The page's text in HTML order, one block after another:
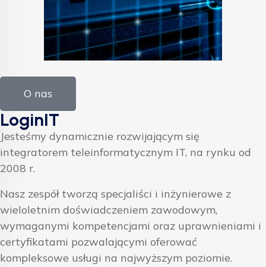
O nas
LoginIT
Jesteśmy dynamicznie rozwijającym się
integratorem teleinformatycznym IT, na rynku od
2008 r.
Nasz zespół tworzą specjaliści i inżynierowe z
wieloletnim doświadczeniem zawodowym,
wymaganymi kompetencjami oraz uprawnieniami i
certyfikatami pozwalającymi oferować
kompleksowe usługi na najwyższym poziomie.